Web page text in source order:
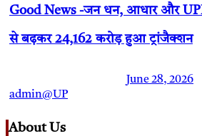
Good News -जन धन, आधार और
से बढ़कर 24,162 करोड़ हुआ ट्रांजैक्शन
June 28, 2026
admin@UP
About Us